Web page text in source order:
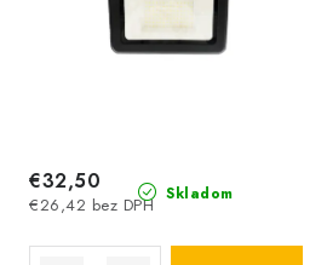
Skladom
€26,42 bez DPH
€32,50